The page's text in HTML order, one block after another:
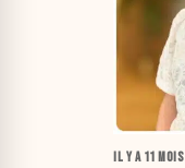
IL Y A 11 MOIS